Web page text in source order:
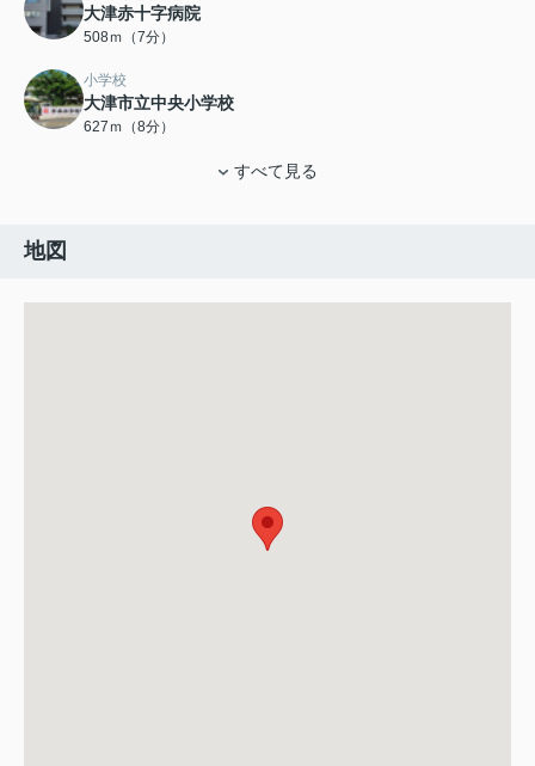
大津赤十字病院
508ｍ（7分）
小学校
大津市立中央小学校
627ｍ（8分）
すべて見る
地図